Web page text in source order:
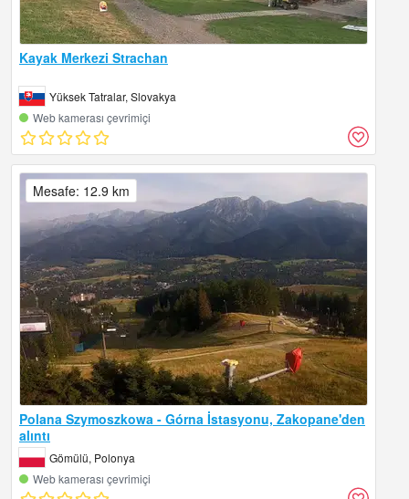
Kayak Merkezi Strachan
Yüksek Tatralar, Slovakya
Web kamerası çevrimiçi
Polana Szymoszkowa - Górna İstasyonu, Zakopane'den
alıntı
Gömülü, Polonya
Web kamerası çevrimiçi
Mesafe: 12.9 km